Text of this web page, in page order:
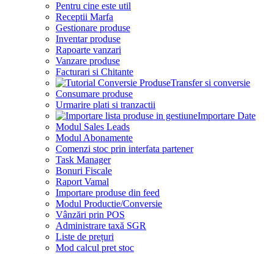
Pentru cine este util
Receptii Marfa
Gestionare produse
Inventar produse
Rapoarte vanzari
Vanzare produse
Facturari si Chitante
Transfer si conversie
Consumare produse
Urmarire plati si tranzactii
Importare Date
Modul Sales Leads
Modul Abonamente
Comenzi stoc prin interfata partener
Task Manager
Bonuri Fiscale
Raport Vamal
Importare produse din feed
Modul Productie/Conversie
Vânzări prin POS
Administrare taxă SGR
Liste de prețuri
Mod calcul pret stoc